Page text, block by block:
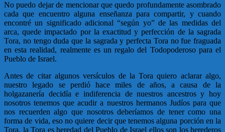
No puedo dejar de mencionar que quedo profundamente asombrado
cada que encuentro alguna enseñanza para compartir, y cuando
encontré un significado adicional “según yo” de las medidas del
arca, quede impactado por la exactitud y perfección de la sagrada
Tora, no tengo duda que la sagrada y perfecta Tora no fue fraguada
en esta realidad, realmente es un regalo del Todopoderoso para el
Pueblo de Israel.
Antes de citar algunos versículos de la Tora quiero aclarar algo,
nuestro legado se perdió hace miles de años, a causa de la
holgazanería decidía e indiferencia de nuestros ancestros y hoy
nosotros tenemos que acudir a nuestros hermanos Judíos para que
nos recuerden algo que nosotros deberíamos de tener como una
forma de vida, eso no quiere decir que tenemos alguna porción en la
Tora, la Tora es heredad del Pueblo de Israel ellos son los herederos